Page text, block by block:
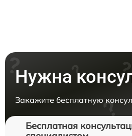
Нужна
Закажите бесплатную
Бесплатная